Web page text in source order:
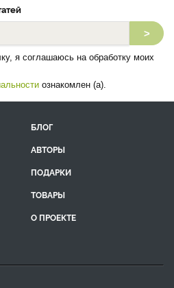
>
я соглашаюсь на обработку моих
ознакомлен (а).
БЛОГ
АВТОРЫ
ПОДАРКИ
ТОВАРЫ
О ПРОЕКТЕ